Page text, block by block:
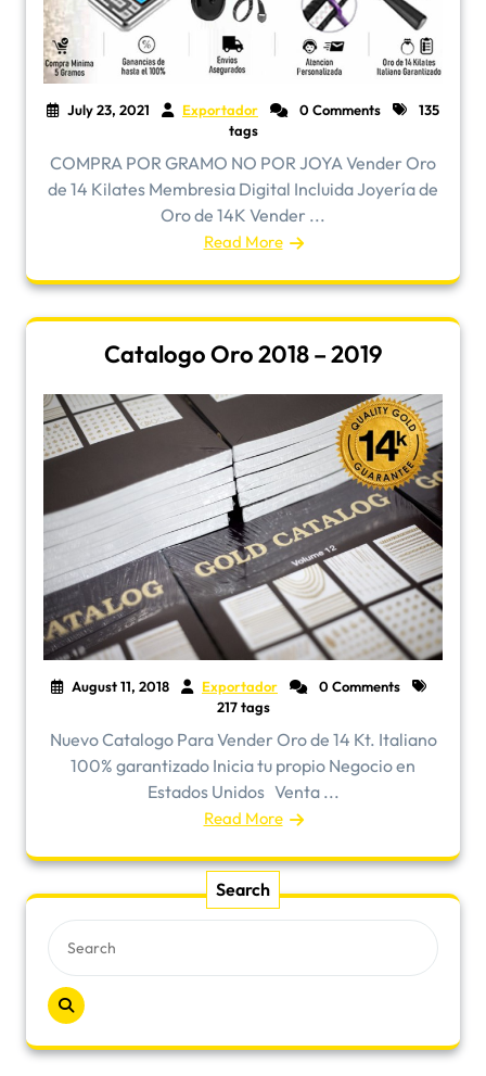
July 23, 2021 Exportador 0 Comments
135
tags
COMPRA POR GRAMO NO POR JOYA Vender Oro
de 14 Kilates Membresia Digital Incluida Joyería de
Oro de 14K Vender ...
Read More
Catalogo Oro 2018 – 2019
August 11, 2018 Exportador
0 Comments
217 tags
Nuevo Catalogo Para Vender Oro de 14 Kt. Italiano
100% garantizado Inicia tu propio Negocio en
Estados Unidos Venta ...
Read More
Search